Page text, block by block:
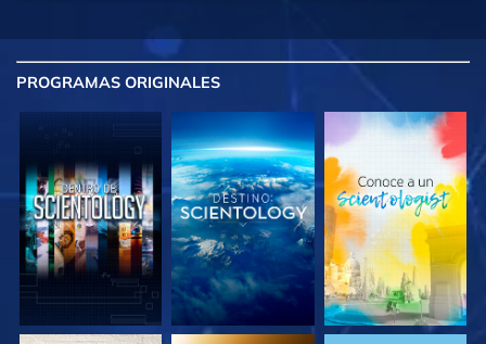
PROGRAMAS ORIGINALES